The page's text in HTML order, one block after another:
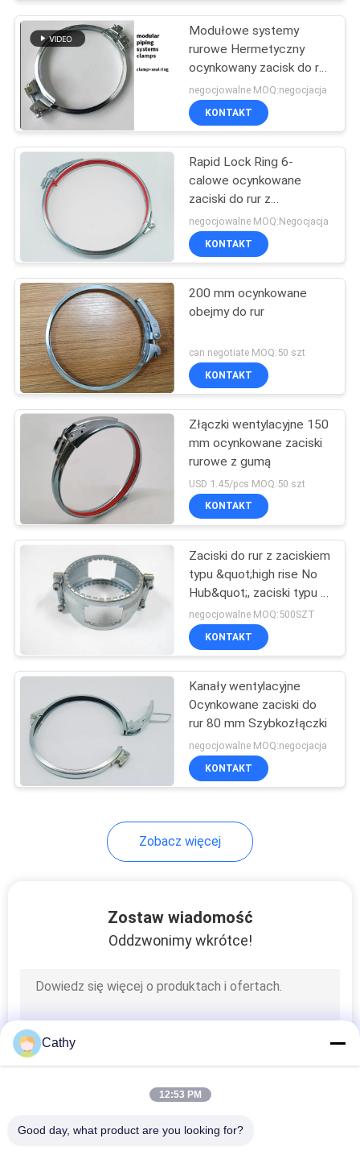
SPRAWY
SITEMAP
PRIVACY
POLICY
Modułowe systemy
rurowe Hermetyczny
ocynkowany zacisk do rur
V Zacisk do rur z
rowkiem 16 mm
negocjowalne MOQ:negocjacja
KONTAKT
Rapid Lock Ring 6-
calowe ocynkowane
zaciski do rur z
pierścieniem
uszczelniającym Epdm
negocjowalne MOQ:Negocjacja
KONTAKT
200 mm ocynkowane
obejmy do rur
can negotiate MOQ:50 szt
KONTAKT
Złączki wentylacyjne 150
mm ocynkowane zaciski
rurowe z gumą
USD 1.45/pcs MOQ:50 szt
KONTAKT
Zaciski do rur z zaciskiem
typu &quot;high rise No
Hub&quot;, zaciski typu F
Clip Drive Rubber
negocjowalne MOQ:500SZT
KONTAKT
Kanały wentylacyjne
Ocynkowane zaciski do
rur 80 mm Szybkozłączki
negocjowalne MOQ:negocjacja
KONTAKT
Zobacz więcej
Zostaw wiadomość
Oddzwonimy wkrótce!
Cathy
12:53 PM
Good day, what product are you looking for?